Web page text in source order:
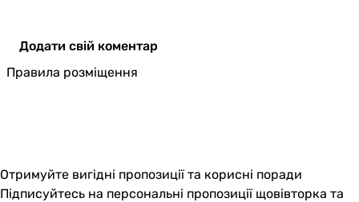
Додати свій коментар
Правила розміщення
Отримуйте вигідні пропозиції та корисні поради
Підписуйтесь на персональні пропозиції щовівторка та